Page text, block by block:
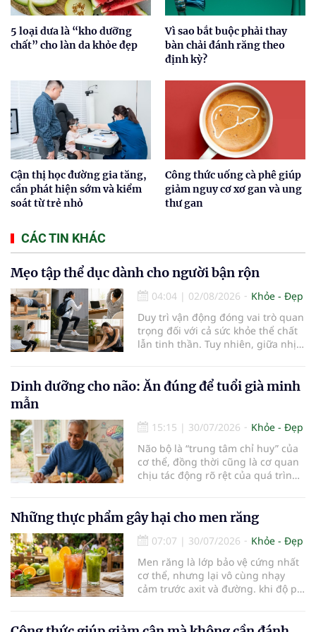
5 loại dưa là “kho dưỡng
chất” cho làn da khỏe đẹp
Vì sao bắt buộc phải thay
bàn chải đánh răng theo
định kỳ?
Cận thị học đường gia tăng,
cần phát hiện sớm và kiểm
soát từ trẻ nhỏ
Công thức uống cà phê giúp
giảm nguy cơ xơ gan và ung
thư gan
CÁC TIN KHÁC
Mẹo tập thể dục dành cho người bận rộn
04:04 | 02/08/2026
Khỏe - Đẹp
Duy trì vận động đóng vai trò quan
trọng đối với cả sức khỏe thể chất
lẫn tinh thần. Tuy nhiên, giữa nhịp
cho các hoạt động tập luyện
thường trở thành một thách thức
Dinh dưỡng cho não: Ăn đúng để tuổi già minh
mẫn
15:15 | 30/07/2026
Khỏe - Đẹp
Não bộ là “trung tâm chỉ huy” của
cơ thể, đồng thời cũng là cơ quan
chịu tác động rõ rệt của quá trình
mạnh, có thể góp phần bảo vệ tế
bào thần kinh, duy trì trí nhớ và
giúp NCT sống minh mẫn, tự chủ
lâu hơn.
Những thực phẩm gây hại cho men răng
07:07 | 30/07/2026
Khỏe - Đẹp
Men răng là lớp bảo vệ cứng nhất
cơ thể, nhưng lại vô cùng nhạy
cảm trước axit và đường. khi độ pH
đường cho vi khuẩn tấn công và